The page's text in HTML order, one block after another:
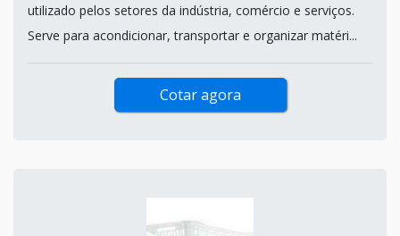
utilizado pelos setores da indústria, comércio e serviços.
Serve para acondicionar, transportar e organizar matéri...
Cotar agora